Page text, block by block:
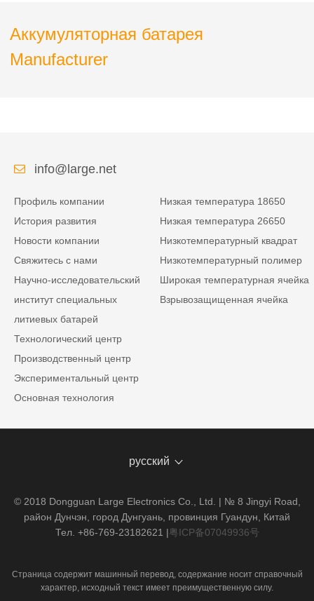
Аккумуляторная батарея
Manufacturer
info@large.net
Профиль компании
История развития
Новости компании
Свяжитесь с нами
Научно-исследовательский
институт специальных
литиевых батарей
Технологический центр
Производственный центр
Экспериментальный центр
Основная технология
Низкая температура 18650
Низкая температура 26650
Низкотемпературный квадрат
Низкотемпературный полимер
Широкая температурная ячейка
Взрывозащищенная ячейка
русский
© 2018 Dongguan Large Electronics Co., Ltd. | № 8 Jingyi Road,
район Дунчэн, город Дунгуань, провинция Гуандун, Китай
Тел. +86-769-23182621 |粤ICP备07049936号
Страница содержит машинный перевод, содержание носит справочный
характер, исходный текст имеет преимущественную силу.